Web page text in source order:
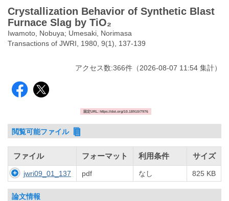
Crystallization Behavior of Synthetic Blast
Furnace Slag by TiO₂
Iwamoto, Nobuya; Umesaki, Norimasa
Transactions of JWRI, 1980, 9(1), 137-139
アクセス数:366件 （2026-08-07 11:54 集計）
固定URL: https://doi.org/10.18910/7976
閲覧可能ファイル
ファイル フォーマット 利用条件 サイズ
jwri09_01_137 pdf なし 825 KB
論文情報